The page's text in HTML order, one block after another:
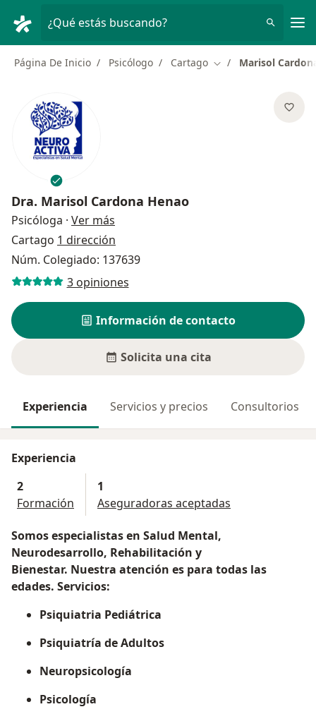
¿Qué estás buscando?
Página De Inicio Psicólogo Cartago Cambiar de ciudad
Marisol
Dra. Marisol Cardona Henao
Psicóloga · Ver más
Cartago 1 dirección
Núm. Colegiado: 137639
3 opiniones
Información de contacto
Solicita una cita
Experiencia Servicios y precios Consultorios
Experiencia
2
Formación
1
Aseguradoras aceptadas
Somos especialistas en Salud Mental,
Neurodesarrollo, Rehabilitación y
Bienestar. Nuestra atención es para todas las
edades. Servicios:
Psiquiatria Pediátrica
Psiquiatría de Adultos
Neuropsicología
Psicología